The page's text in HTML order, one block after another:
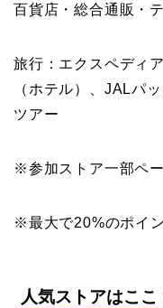
百貨店・総合通販・
旅行：エクスペディ
（ホテル）、JALパ
ツアー
※参加ストア一部ペ
※最大で20%のポイ
人気ストアはここ